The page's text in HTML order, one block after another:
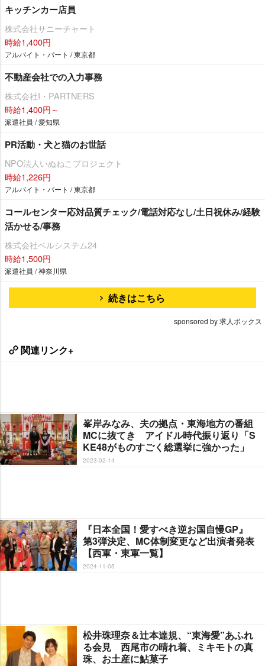
キッチンカー店員
株式会社サニーチャート
時給1,400円
アルバイト・パート / 東京都
不動産会社での入力事務
株式会社I・PARTNERS
時給1,400円～
派遣社員 / 愛知県
PR活動・犬と猫のお世話
NPO法人いぬねこプロジェクト
時給1,226円
アルバイト・パート / 東京都
コールセンター応対品質チェック/電話対応なし/土日祝休み/経験
活かせる/事務
株式会社ベルシステム24
時給1,500円
派遣社員 / 神奈川県
続きはこちら
sponsored by 求人ボックス
関連リンク+
峯岸みなみ、夫の拠点・東海地方の番組
MCに抜てき アイドル時代振り返り「S
KE48がものすごく総選挙に強かった」
2023-02-14
『日本全国！愛すべき逆お国自慢GP』
第3弾決定、MC体制変更など出演者発表
【西軍・東軍一覧】
2024-11-05
松井珠理奈＆辻本達規、“東海愛”あふれ
る会見 西尾市の晴れ着、ミキモトの真
珠、お土産に鮎菓子